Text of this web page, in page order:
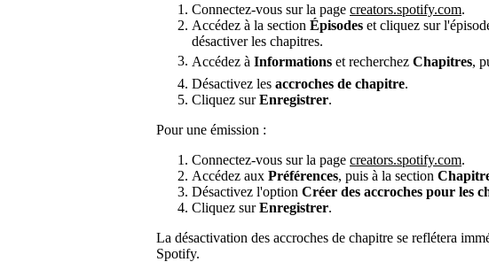
Connectez-vous sur la page creators.spotify.com.
Accédez à la section Épisodes et cliquez sur
désactiver les chapitres.
Accédez à Informations et recherchez Chapitres ,
Désactivez les accroches de chapitre.
Cliquez surEnregistrer.
Pour une émission :
Connectez-vous sur la page creators.spotify.com.
Accédez aux Préférences, puis à la section
Désactivez l'option Créer des accroches pour les
Cliquez surEnregistrer.
La désactivation des accroches de chapitre se reflétera
Spotify.